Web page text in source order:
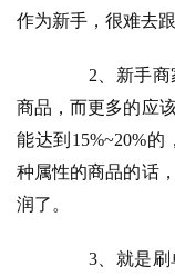
作为新手，很难去
2、新手商家
商品，而更多的应
能达到15%~20%
种属性的商品的话
润了。
3、就是刷单